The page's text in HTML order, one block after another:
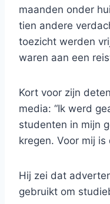
maanden onder
tien andere
toezicht werden
waren aan een
Kort voor zijn
media: “Ik werd
studenten in mijn
kregen. Voor mij is
Hij zei dat
gebruikt om